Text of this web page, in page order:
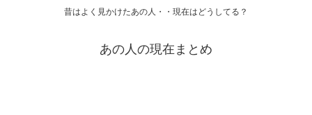
昔はよく見かけたあの人・・現在はどうしてる？
あの人の現在まとめ